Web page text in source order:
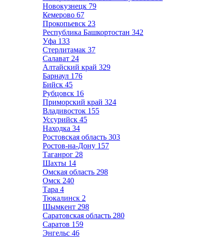
Новокузнецк 79
Кемерово 67
Прокопьевск 23
Республика Башкортостан 342
Уфа 133
Стерлитамак 37
Салават 24
Алтайский край 329
Барнаул 176
Бийск 45
Рубцовск 16
Приморский край 324
Владивосток 155
Уссурийск 45
Находка 34
Ростовская область 303
Ростов-на-Дону 157
Таганрог 28
Шахты 14
Омская область 298
Омск 240
Тара 4
Тюкалинск 2
Шымкент 298
Саратовская область 280
Саратов 159
Энгельс 46